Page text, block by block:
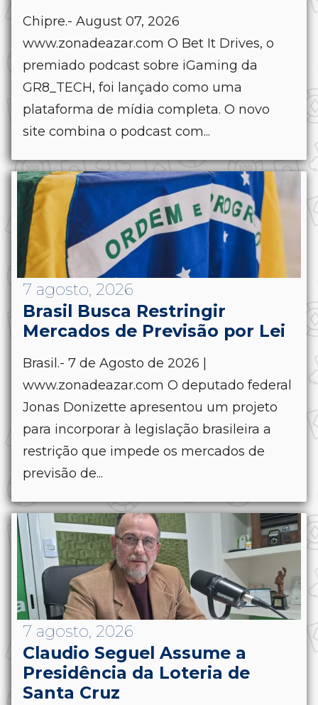
Chipre.- August 07, 2026
www.zonadeazar.com O Bet It Drives, o
premiado podcast sobre iGaming da
GR8_TECH, foi lançado como uma
plataforma de mídia completa. O novo
site combina o podcast com...
7 agosto, 2026
Brasil Busca Restringir
Mercados de Previsão por Lei
Brasil.- 7 de Agosto de 2026 |
www.zonadeazar.com O deputado federal
Jonas Donizette apresentou um projeto
para incorporar à legislação brasileira a
restrição que impede os mercados de
previsão de...
7 agosto, 2026
Claudio Seguel Assume a
Presidência da Loteria de
Santa Cruz